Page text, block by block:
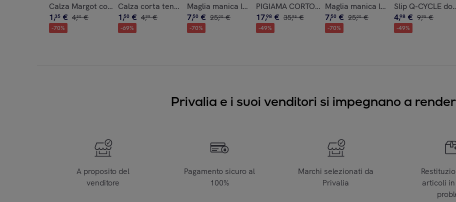
Calza Margot con motivi piazzati jacquard
1,35 € 4,50 €
-70%
Calza corta tennis unisex New York
1,50 € 4,99 €
-69%
Maglia manica lunga active up uomo
7,50 € 25,00 €
-70%
PIGIAMA CORTO COTONE ANGELA
17,98 € 35,95 €
-49%
Maglia manica lunga active up uomo
7,50 € 25,00 €
-70%
Slip Q-CYCLE
4,98 € 9,95 €
-49%
Privalia e i suoi venditori si impegnano a
A proposito del
venditore
Pagamento sicuro al
100%
Marchi selezionati da
Privalia
articoli